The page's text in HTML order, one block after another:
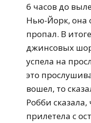
6 часов до
Нью-Йорк, она
пропал. В
джинсовых
успела на
это
вошел, то
Робби сказала,
прилетела с